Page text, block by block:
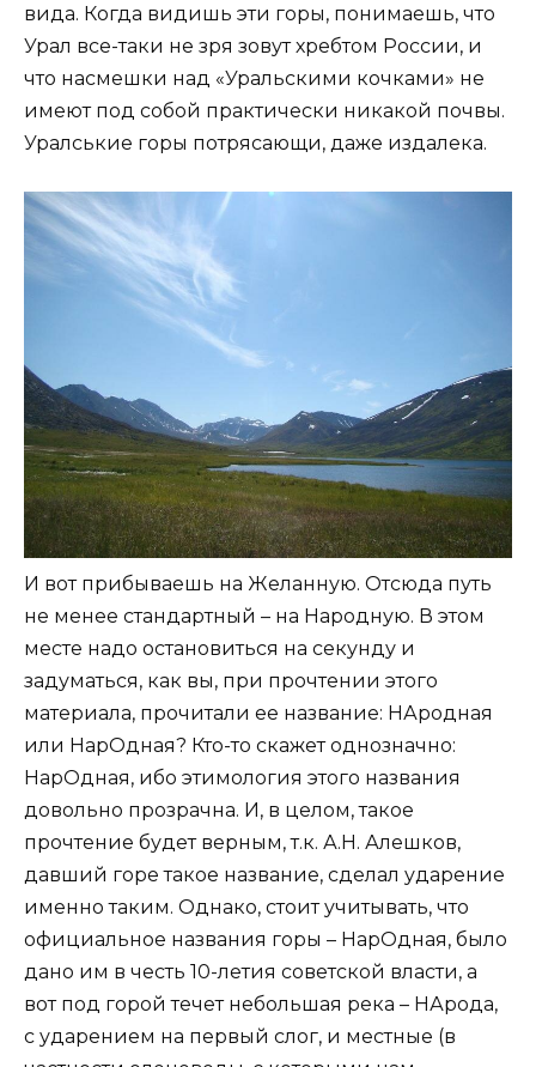
вида. Когда видишь эти горы, понимаешь, что
Урал все-таки не зря зовут хребтом России, и
что насмешки над «Уральскими кочками» не
имеют под собой практически никакой почвы.
Уралськие горы потрясающи, даже издалека.
И вот прибываешь на Желанную. Отсюда путь
не менее стандартный – на Народную. В этом
месте надо остановиться на секунду и
задуматься, как вы, при прочтении этого
материала, прочитали ее название: НАродная
или НарОдная? Кто-то скажет однозначно:
НарОдная, ибо этимология этого названия
довольно прозрачна. И, в целом, такое
прочтение будет верным, т.к. А.Н. Алешков,
давший горе такое название, сделал ударение
именно таким. Однако, стоит учитывать, что
официальное названия горы – НарОдная, было
дано им в честь 10-летия советской власти, а
вот под горой течет небольшая река – НАрода,
с ударением на первый слог, и местные (в